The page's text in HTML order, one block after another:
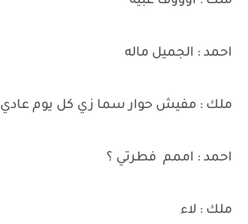
احمد : الجميل ماله
ملك : مفيش حوار سما زي كل يوم عادي
احمد : اممم فطرتي ؟
ملك : لاء